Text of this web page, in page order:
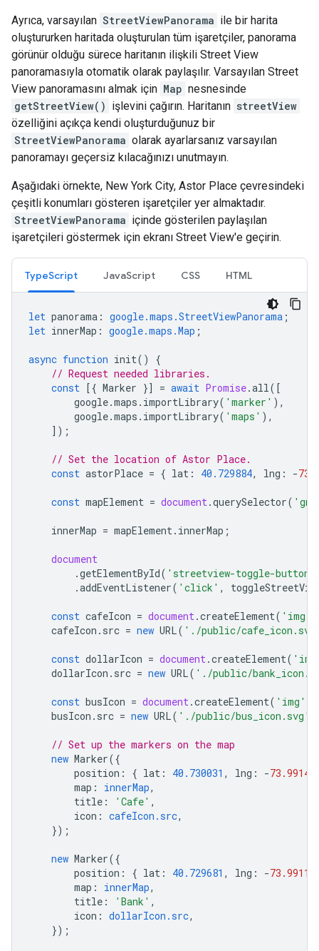
Ayrıca, varsayılan StreetViewPanorama ile bir harita
oluştururken haritada oluşturulan tüm işaretçiler, panorama
görünür olduğu sürece haritanın ilişkili Street View
panoramasıyla otomatik olarak paylaşılır. Varsayılan Street
View panoramasını almak için Map nesnesinde
getStreetView() işlevini çağırın. Haritanın streetView
özelliğini açıkça kendi oluşturduğunuz bir
StreetViewPanorama olarak ayarlarsanız varsayılan
panoramayı geçersiz kılacağınızı unutmayın.
Aşağıdaki örnekte, New York City, Astor Place çevresindeki
çeşitli konumları gösteren işaretçiler yer almaktadır.
StreetViewPanorama içinde gösterilen paylaşılan
işaretçileri göstermek için ekranı Street View'e geçirin.
TypeScript JavaScript CSS HTML
let panorama : google.maps.StreetViewPanorama ;
let innerMap : google.maps.Map ;
async function init()
{
// Request needed libraries.
const
[{ Marker }] = await Promise.all([
google.maps . importLibrary( 'marker' ),
google.maps . importLibrary( 'maps' ),
]);
// Set the location of Astor Place.
const astorPlace = { lat : 40.729884, lng : -
const mapElement = document.querySelector(
innerMap = mapElement. innerMap ;
document
.getElementById( 'streetview-toggle-button'
.addEventListener( 'click' ,
const cafeIcon = document.createElement( 'img'
cafeIcon . src = new URL( './public/
const dollarIcon = document.createElement(
dollarIcon . src = new URL( './public/
const busIcon = document.createElement( 'img'
busIcon . src = new URL( './public/bus_icon.svg'
// Set up the markers on the map
new Marker({
position : { lat : 40.730031 , lng : -
map : innerMap,
title : 'Cafe' ,
icon : cafeIcon.src,
});
new Marker({
position : { lat : 40.729681 , lng : -
map : innerMap,
title : 'Bank' ,
icon : dollarIcon.src,
});